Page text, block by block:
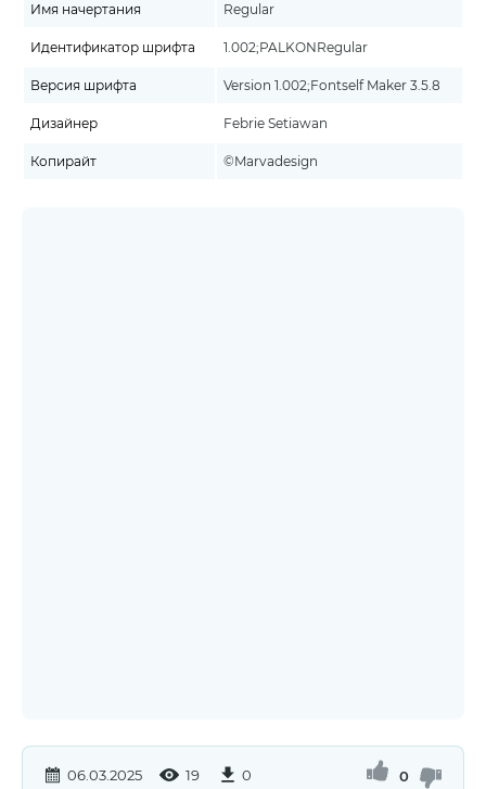
Имя начертания Regular
Идентификатор шрифта 1.002;PALKONRegular
Версия шрифта Version 1.002;Fontself Maker 3.5.8
Дизайнер Febrie Setiawan
Копирайт ©Marvadesign
06.03.2025 19 0 0